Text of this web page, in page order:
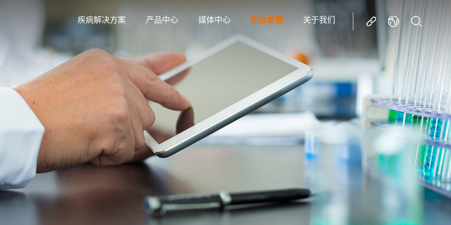
疾病解决方案 产品中心 媒体中心 职业发展 关于我们